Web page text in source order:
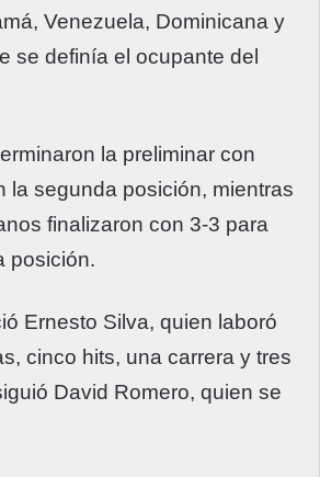
Venezuela, Dominicana y
se definía el ocupante del
la preliminar con
la segunda posición, mientras
finalizaron con 3-3 para
posición.
Ernesto Silva, quien laboró
cinco hits, una carrera y tres
David Romero, quien se